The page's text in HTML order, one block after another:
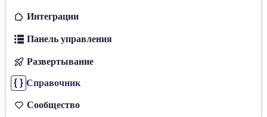
Интеграции
Панель управления
Развертывание
Справочник
Сообщество